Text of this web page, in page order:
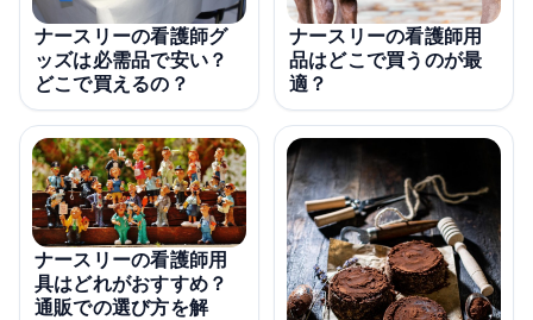
ナースリーの看護師グ
ッズは必需品で安い？
どこで買えるの？
ナースリーの看護師用
品はどこで買うのが最
適？
ナースリーの看護師用
具はどれがおすすめ？
通販での選び方を解